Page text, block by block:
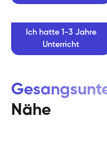
Ich hatte 1-3 Jahre
Unterricht
Nähe